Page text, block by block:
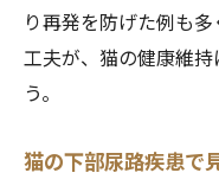
り再発を防げた例も
工夫が、猫の健康維
う。
猫の下部尿路疾患で